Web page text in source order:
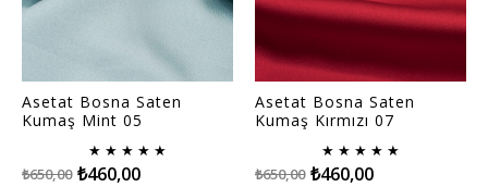
Asetat Bosna Saten
Kumaş Mint 05
★ ★ ★ ★ ★
₺460,00
₺650,00
Asetat Bosna Saten
Kumaş Kırmızı 07
★ ★ ★ ★ ★
₺460,00
₺650,00